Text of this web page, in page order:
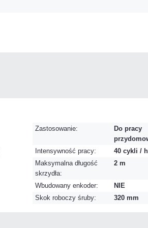
Zastosowanie:
Do pracy
Intensywność pracy:
40 cykli / h
Maksymalna długość
skrzydła:
2 m
Wbudowany enkoder:
NIE
Skok roboczy śruby:
320 mm